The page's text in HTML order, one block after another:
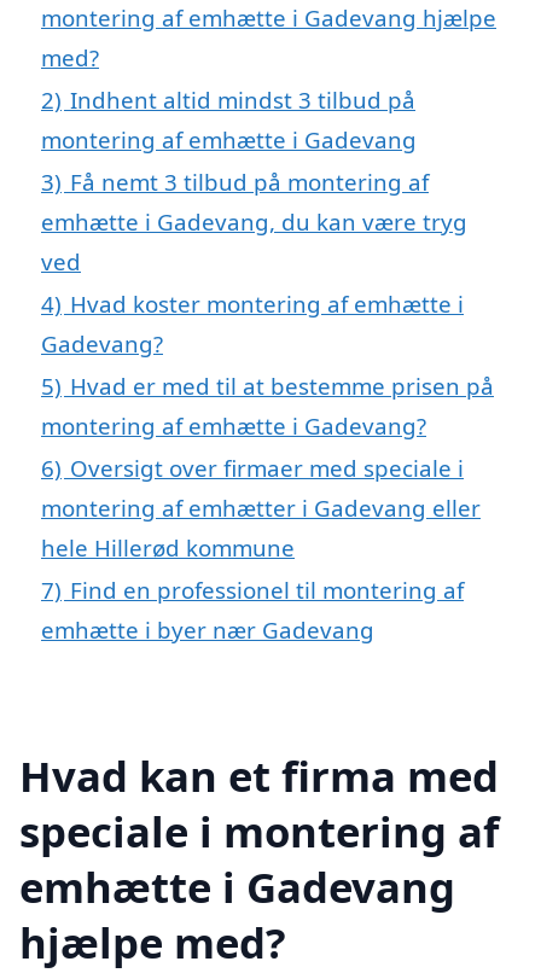
montering af emhætte i Gadevang hjælpe
med?
2) Indhent altid mindst 3 tilbud på
montering af emhætte i Gadevang
3) Få nemt 3 tilbud på montering af
emhætte i Gadevang, du kan være tryg
ved
4) Hvad koster montering af emhætte i
Gadevang?
5) Hvad er med til at bestemme prisen på
montering af emhætte i Gadevang?
6) Oversigt over firmaer med speciale i
montering af emhætter i Gadevang eller
hele Hillerød kommune
7) Find en professionel til montering af
emhætte i byer nær Gadevang
Hvad kan et firma med
speciale i montering af
emhætte i Gadevang
hjælpe med?